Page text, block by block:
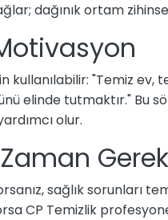
dağınık ortam
"Temiz ev,
elinde tutmaktır." Bu
olur.
sağlık sorunları
CP Temizlik